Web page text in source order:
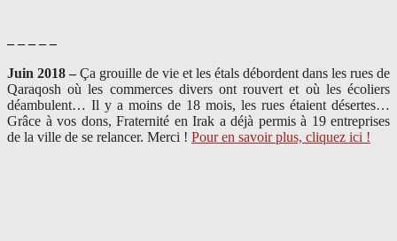
– – – – –
Juin 2018 – Ça grouille de vie et les étals débordent dans les rues de
Qaraqosh où les commerces divers ont rouvert et où les écoliers
déambulent… Il y a moins de 18 mois, les rues étaient désertes…
Grâce à vos dons, Fraternité en Irak a déjà permis à 19 entreprises
de la ville de se relancer. Merci ! Pour en savoir plus, cliquez ici !